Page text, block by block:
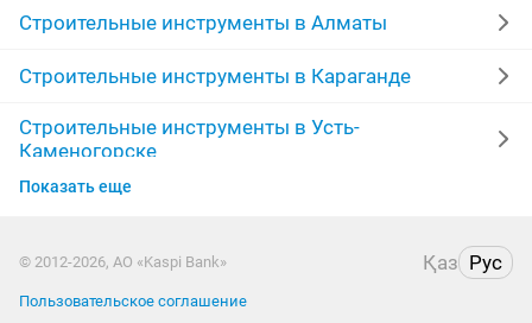
строительные леса перфоратор отбойник
строительная трамбовка вибротрамбовка
отбойный сутками леса отбойник
торцовки
Строительные инструменты в Алматы
Строительные инструменты в Караганде
Строительные инструменты в Усть-
Каменогорске
Строительные инструменты в Актобе
Строительные инструменты в Таразе
Строительные инструменты в Кызылорде
Показать еще
© 2012-2026, АО «Kaspi Bank» Қаз Рус
Пользовательское соглашение